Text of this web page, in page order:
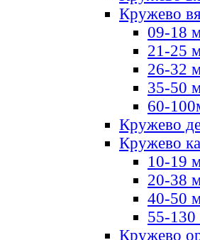
Кружево
09-18
21-25
26-32
35-50
60-
Кружево
Кружево
10-19
20-38
40-50
55-
Кружево